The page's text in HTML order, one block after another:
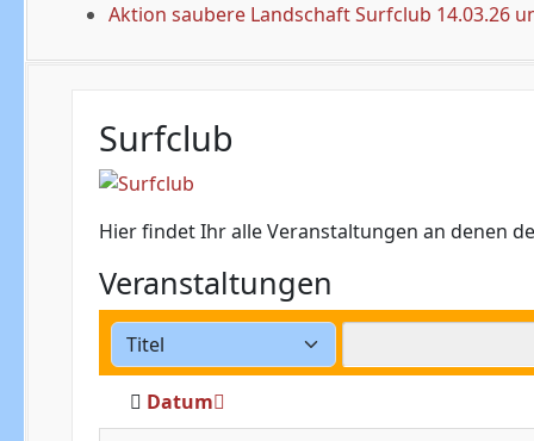
Aktion saubere Landschaft Surfclub 14.03.26
Surfclub
Hier findet Ihr alle Veranstaltungen an denen
Veranstaltungen
Datum